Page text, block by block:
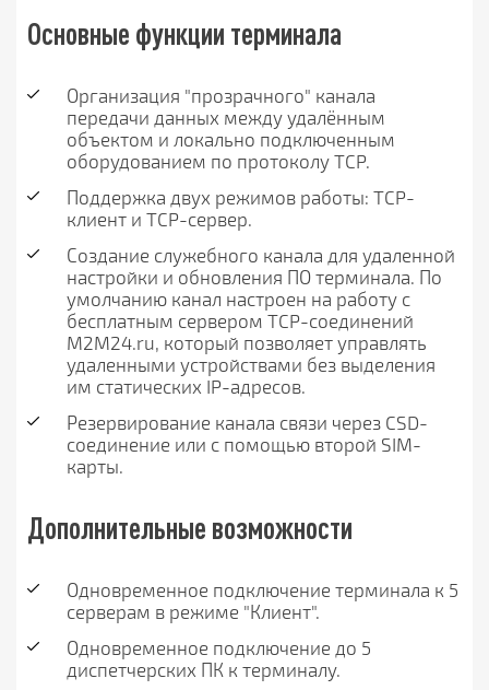
Основные функции терминала
Организация "прозрачного" канала
передачи данных между удалённым
объектом и локально подключенным
оборудованием по протоколу TCP.
Поддержка двух режимов работы: TCP-
клиент и TCP-сервер.
Создание служебного канала для удаленной
настройки и обновления ПО терминала. По
умолчанию канал настроен на работу с
бесплатным сервером TCP-соединений
M2M24.ru, который позволяет управлять
удаленными устройствами без выделения
им статических IP-адресов.
Резервирование канала связи через CSD-
соединение или с помощью второй SIM-
карты.
Дополнительные возможности
Одновременное подключение терминала к 5
серверам в режиме "Клиент".
Одновременное подключение до 5
диспетчерских ПК к терминалу.